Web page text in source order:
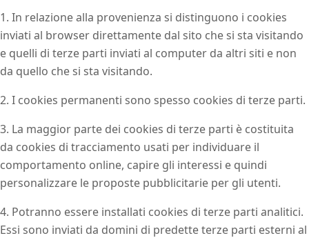
1. In relazione alla provenienza si distinguono i cookies
inviati al browser direttamente dal sito che si sta visitando
e quelli di terze parti inviati al computer da altri siti e non
da quello che si sta visitando.
2. I cookies permanenti sono spesso cookies di terze parti.
3. La maggior parte dei cookies di terze parti è costituita
da cookies di tracciamento usati per individuare il
comportamento online, capire gli interessi e quindi
personalizzare le proposte pubblicitarie per gli utenti.
4. Potranno essere installati cookies di terze parti analitici.
Essi sono inviati da domini di predette terze parti esterni al